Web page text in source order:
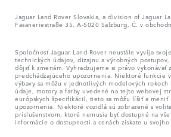
Jaguar Land Rover Slovakia, a division of Jaguar
Fasaneriestraße 35, A-5020 Salzburg, Č. v
Spoločnosť Jaguar Land Rover neustále vyvíja
technických údajov, dizajnu a výrobných
dôjsť k zmenám. Vyhradzujeme si právo vykonávať
predchádzajúceho upozornenia. Niektoré funkcie
výbavy sa môžu v jednotlivých modelových
údaje, motory a farby uvedené na tejto webovej
európskych špecifikácií, tieto sa môžu líšiť a meniť
upozornenia. Niektoré vozidlá sú zobrazené s
príslušenstvom, ktoré nemusia byť dostupné na
informácie o dostupnosti a cenách získate u